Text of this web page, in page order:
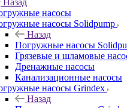
Назад
насосы
насосы Solidpump
Назад
Погружные насосы
Грязевые и шламовые
Дренажные насосы
Канализационные насосы
насосы Grindex
Назад